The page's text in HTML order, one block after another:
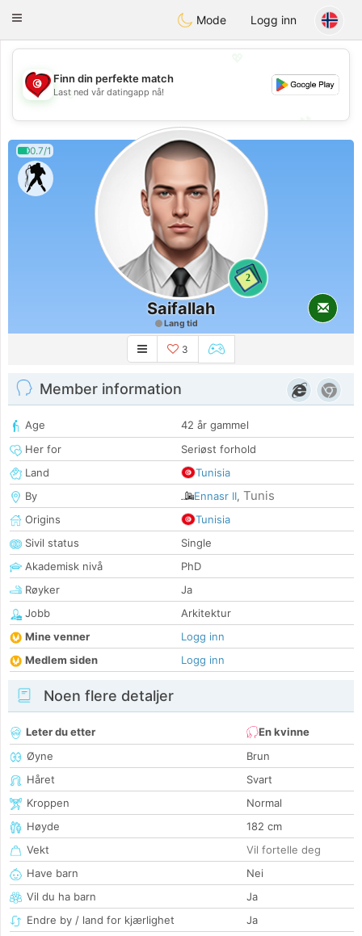
Tunisia Dating
Toggle
Mode Logg inn
💖
💕
💕
Finn din perfekte match
Last ned vår datingapp nå!
0.7/1
2
Saifallah
Lang tid
3
Member information
Age
42 år gammel
Her for
Seriøst forhold
Land
Tunisia
By
Ennasr II, Tunis
Origins
Tunisia
Sivil status
Single
Akademisk nivå
PhD
Røyker
Ja
Jobb
Arkitektur
Mine venner
Logg inn
Medlem siden
Logg inn
Noen flere detaljer
Leter du etter
En kvinne
Øyne
Brun
Håret
Svart
Kroppen
Normal
Høyde
182 cm
Vekt
Vil fortelle deg
Have barn
Nei
Vil du ha barn
Ja
Endre by / land for kjærlighet
Ja